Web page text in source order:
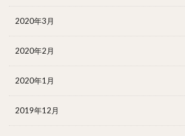
2020年3月
2020年2月
2020年1月
2019年12月